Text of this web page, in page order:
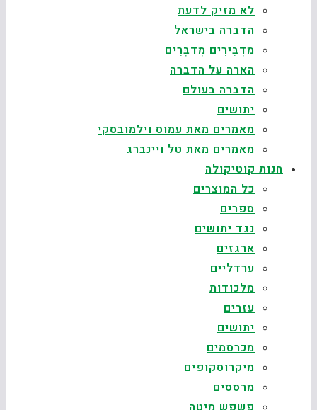
לא מזיק לדעת
הדברה בישראל
מַדְבִּירִים מְדַבְּרִים
הארה על הדברה
הדברה בעולם
יתושים
מאמרים מאת עמוס וילמובסקי
מאמרים מאת טל ויינברג
חנות קוטיקולה
כל המוצרים
ספרים
נגד יתושים
ארגזים
ערדליים
מלכודות
עזרים
יתושים
מכרסמים
מיקרוסקופים
מרססים